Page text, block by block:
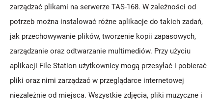
zarządzać plikami na serwerze TAS-168. W zależności od
potrzeb można instalować różne aplikacje do takich zadań,
jak przechowywanie plików, tworzenie kopii zapasowych,
zarządzanie oraz odtwarzanie multimediów. Przy użyciu
aplikacji File Station użytkownicy mogą przesyłać i pobierać
pliki oraz nimi zarządzać w przeglądarce internetowej
niezależnie od miejsca. Wszystkie zdjęcia, pliki muzyczne i